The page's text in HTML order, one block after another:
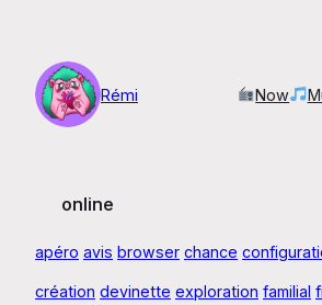
contenu
Rémi
Now
online
apéro avis browser chance
création devinette exploration familial